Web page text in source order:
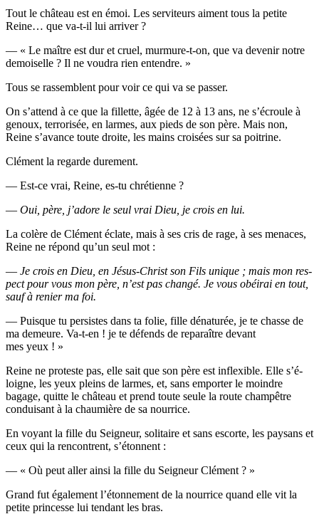
Tout le châ­teau est en émoi. Les ser­vi­teurs aiment tous la petite
Reine… que va-t-il lui arriver ?
— « Le maître est dur et cruel, mur­mure-t-on, que va deve­nir notre
demoi­selle ? Il ne vou­dra rien entendre. »
Tous se ras­semblent pour voir ce qui va se passer.
On s’at­tend à ce que la fillette, âgée de 12 à 13 ans, ne s’é­croule à
genoux, ter­ro­ri­sée, en larmes, aux pieds de son père. Mais non,
Reine s’a­vance toute droite, les mains croi­sées sur sa poitrine.
Clé­ment la regarde durement.
— Est-ce vrai, Reine, es-tu chrétienne ?
— Oui, père, j’a­dore le seul vrai Dieu, je crois en lui.
La colère de Clé­ment éclate, mais à ses cris de rage, à ses menaces,
Reine ne répond qu’un seul mot :
— Je crois en Dieu, en Jésus-Christ son Fils unique ; mais mon res­
pect pour vous mon père, n’est pas chan­gé. Je vous obéi­rai en tout,
sauf à renier ma foi.
— Puisque tu per­sistes dans ta folie, fille déna­tu­rée, je te chasse de
ma demeure. Va-t-en ! je te défends de repa­raître devant
mes yeux ! »
Reine ne pro­teste pas, elle sait que son père est inflexible. Elle s’é­
loigne, les yeux pleins de larmes, et, sans empor­ter le moindre
bagage, quitte le châ­teau et prend toute seule la route cham­pêtre
condui­sant à la chau­mière de sa nourrice.
En voyant la fille du Sei­gneur, soli­taire et sans escorte, les pay­sans et
ceux qui la ren­contrent, s’étonnent :
— « Où peut aller ain­si la fille du Sei­gneur Clément ? »
Grand fut éga­le­ment l’é­ton­ne­ment de la nour­rice quand elle vit la
petite prin­cesse lui ten­dant les bras.